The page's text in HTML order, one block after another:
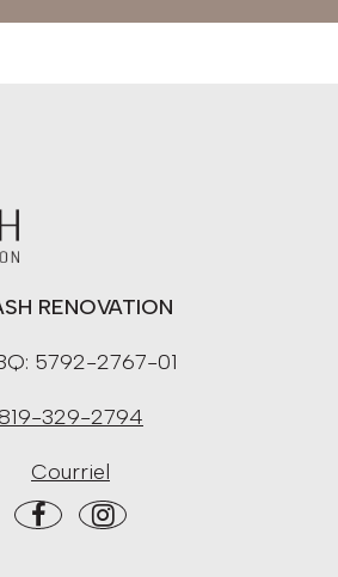
RENOVATION
5792-2767-01
819-329-2794
Courriel